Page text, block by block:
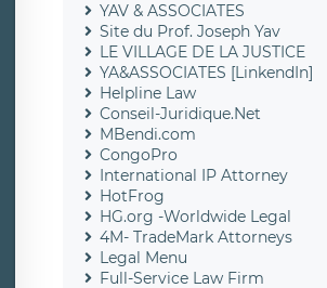
YAV & ASSOCIATES
Site du Prof. Joseph Yav
LE VILLAGE DE LA JUSTICE
YA&ASSOCIATES [LinkendIn]
Helpline Law
Conseil-Juridique.Net
MBendi.com
CongoPro
International IP Attorney
HotFrog
HG.org -Worldwide Legal
4M- TradeMark Attorneys
Legal Menu
Full-Service Law Firm